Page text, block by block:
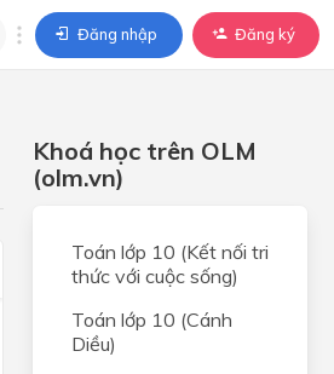
Đăng nhập Đăng ký
Khoá học trên OLM
(olm.vn)
Toán lớp 10 (Kết nối tri
thức với cuộc sống)
Toán lớp 10 (Cánh
Diều)